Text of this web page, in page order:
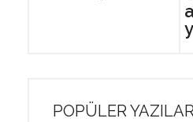
POPÜLER YAZILAR